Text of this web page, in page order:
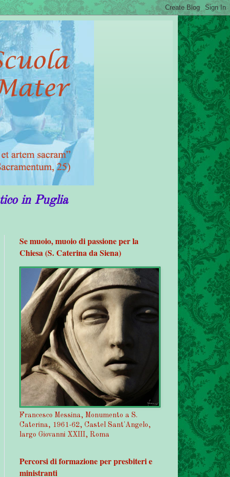
Se muoio, muoio di passione per la
Chiesa (S. Caterina da Siena)
Francesco Messina, Monumento a S.
Caterina, 1961-62, Castel Sant'Angelo,
largo Giovanni XXIII, Roma
Percorsi di formazione per presbiteri e
ministranti